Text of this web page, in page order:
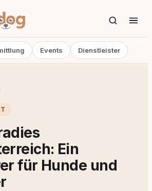
Events Dienstleister
Ein
für Hunde und